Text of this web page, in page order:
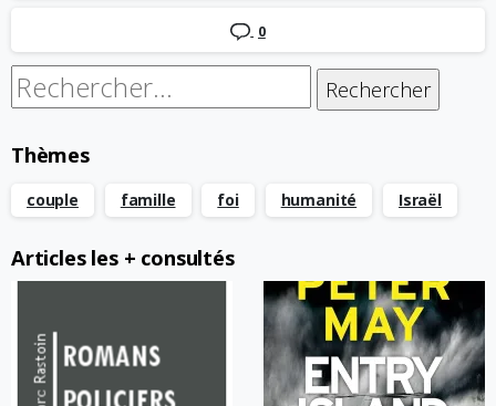
0
Rechercher :
Thèmes
couple famille foi humanité Israël
Articles les + consultés